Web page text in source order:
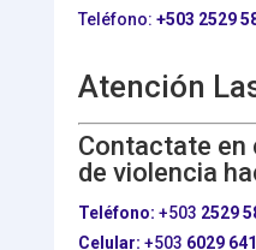
Teléfono: +503 2529
Atención
Contactate en
de violencia
Teléfono: +503 2529
Celular: +503 6029